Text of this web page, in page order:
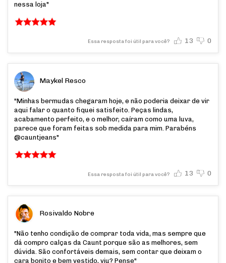
nessa loja"
Essa resposta foi útil para você? 13 0
Maykel Resco
"Minhas bermudas chegaram hoje, e não poderia deixar de vir
aqui falar o quanto fiquei satisfeito. Peças lindas,
acabamento perfeito, e o melhor, caíram como uma luva,
parece que foram feitas sob medida para mim. Parabéns
@cauntjeans"
Essa resposta foi útil para você? 13 0
Rosivaldo Nobre
"Não tenho condição de comprar toda vida, mas sempre que
dá compro calças da Caunt porque são as melhores, sem
dúvida. São confortáveis demais, sem contar que deixam o
cara bonito e bem vestido, viu? Pense"